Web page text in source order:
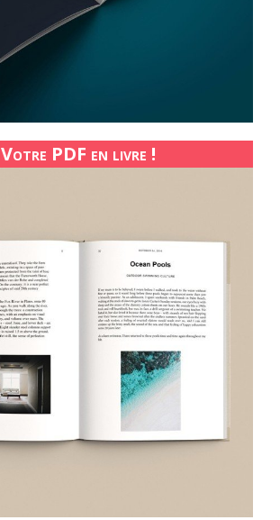
Votre PDF en livre !